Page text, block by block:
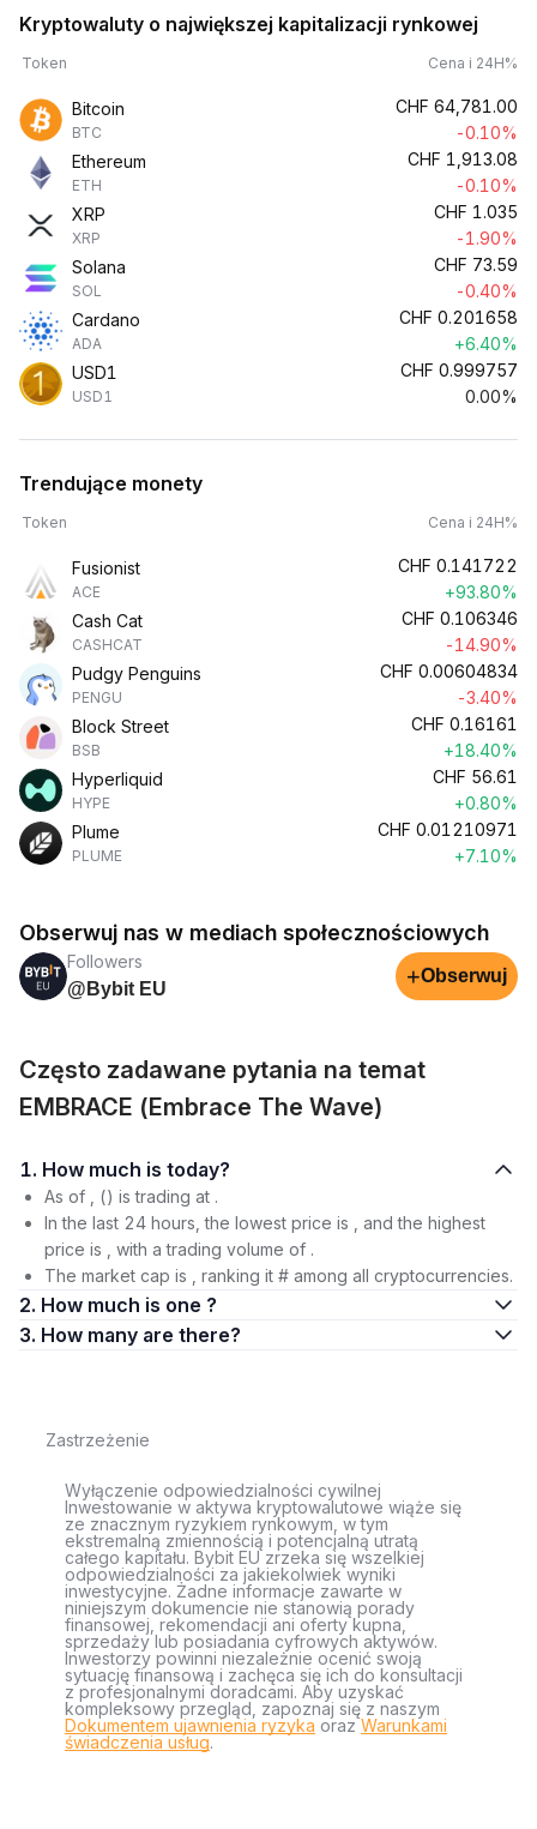
Kryptowaluty o największej kapitalizacji rynkowej
Token Cena i 24H%
Bitcoin
BTC
CHF 64,781.00
-0.10%
Ethereum
ETH
CHF 1,913.08
-0.10%
XRP
XRP
CHF 1.035
-1.90%
Solana
SOL
CHF 73.59
-0.40%
Cardano
ADA
CHF 0.201658
+6.40%
USD1
USD1
CHF 0.999757
0.00%
Trendujące monety
Token Cena i 24H%
Fusionist
ACE
CHF 0.141722
+93.80%
Cash Cat
CASHCAT
CHF 0.106346
-14.90%
Pudgy Penguins
PENGU
CHF 0.00604834
-3.40%
Block Street
BSB
CHF 0.16161
+18.40%
Hyperliquid
HYPE
CHF 56.61
+0.80%
Plume
PLUME
CHF 0.01210971
+7.10%
Obserwuj nas w mediach społecznościowych
Followers
@Bybit EU
+Obserwuj
Często zadawane pytania na temat
EMBRACE (Embrace The Wave)
1. How much is today?
As of , () is trading at .
In the last 24 hours, the lowest price is , and the highest
price is , with a trading volume of .
The market cap is , ranking it # among all cryptocurrencies.
2. How much is one ?
3. How many are there?
Zastrzeżenie
Wyłączenie odpowiedzialności cywilnej
Inwestowanie w aktywa kryptowalutowe wiąże się
ze znacznym ryzykiem rynkowym, w tym
ekstremalną zmiennością i potencjalną utratą
całego kapitału. Bybit EU zrzeka się wszelkiej
odpowiedzialności za jakiekolwiek wyniki
inwestycyjne. Żadne informacje zawarte w
niniejszym dokumencie nie stanowią porady
finansowej, rekomendacji ani oferty kupna,
sprzedaży lub posiadania cyfrowych aktywów.
Inwestorzy powinni niezależnie ocenić swoją
sytuację finansową i zachęca się ich do konsultacji
z profesjonalnymi doradcami. Aby uzyskać
kompleksowy przegląd, zapoznaj się z naszym
Dokumentem ujawnienia ryzyka orazWarunkami
świadczenia usług.